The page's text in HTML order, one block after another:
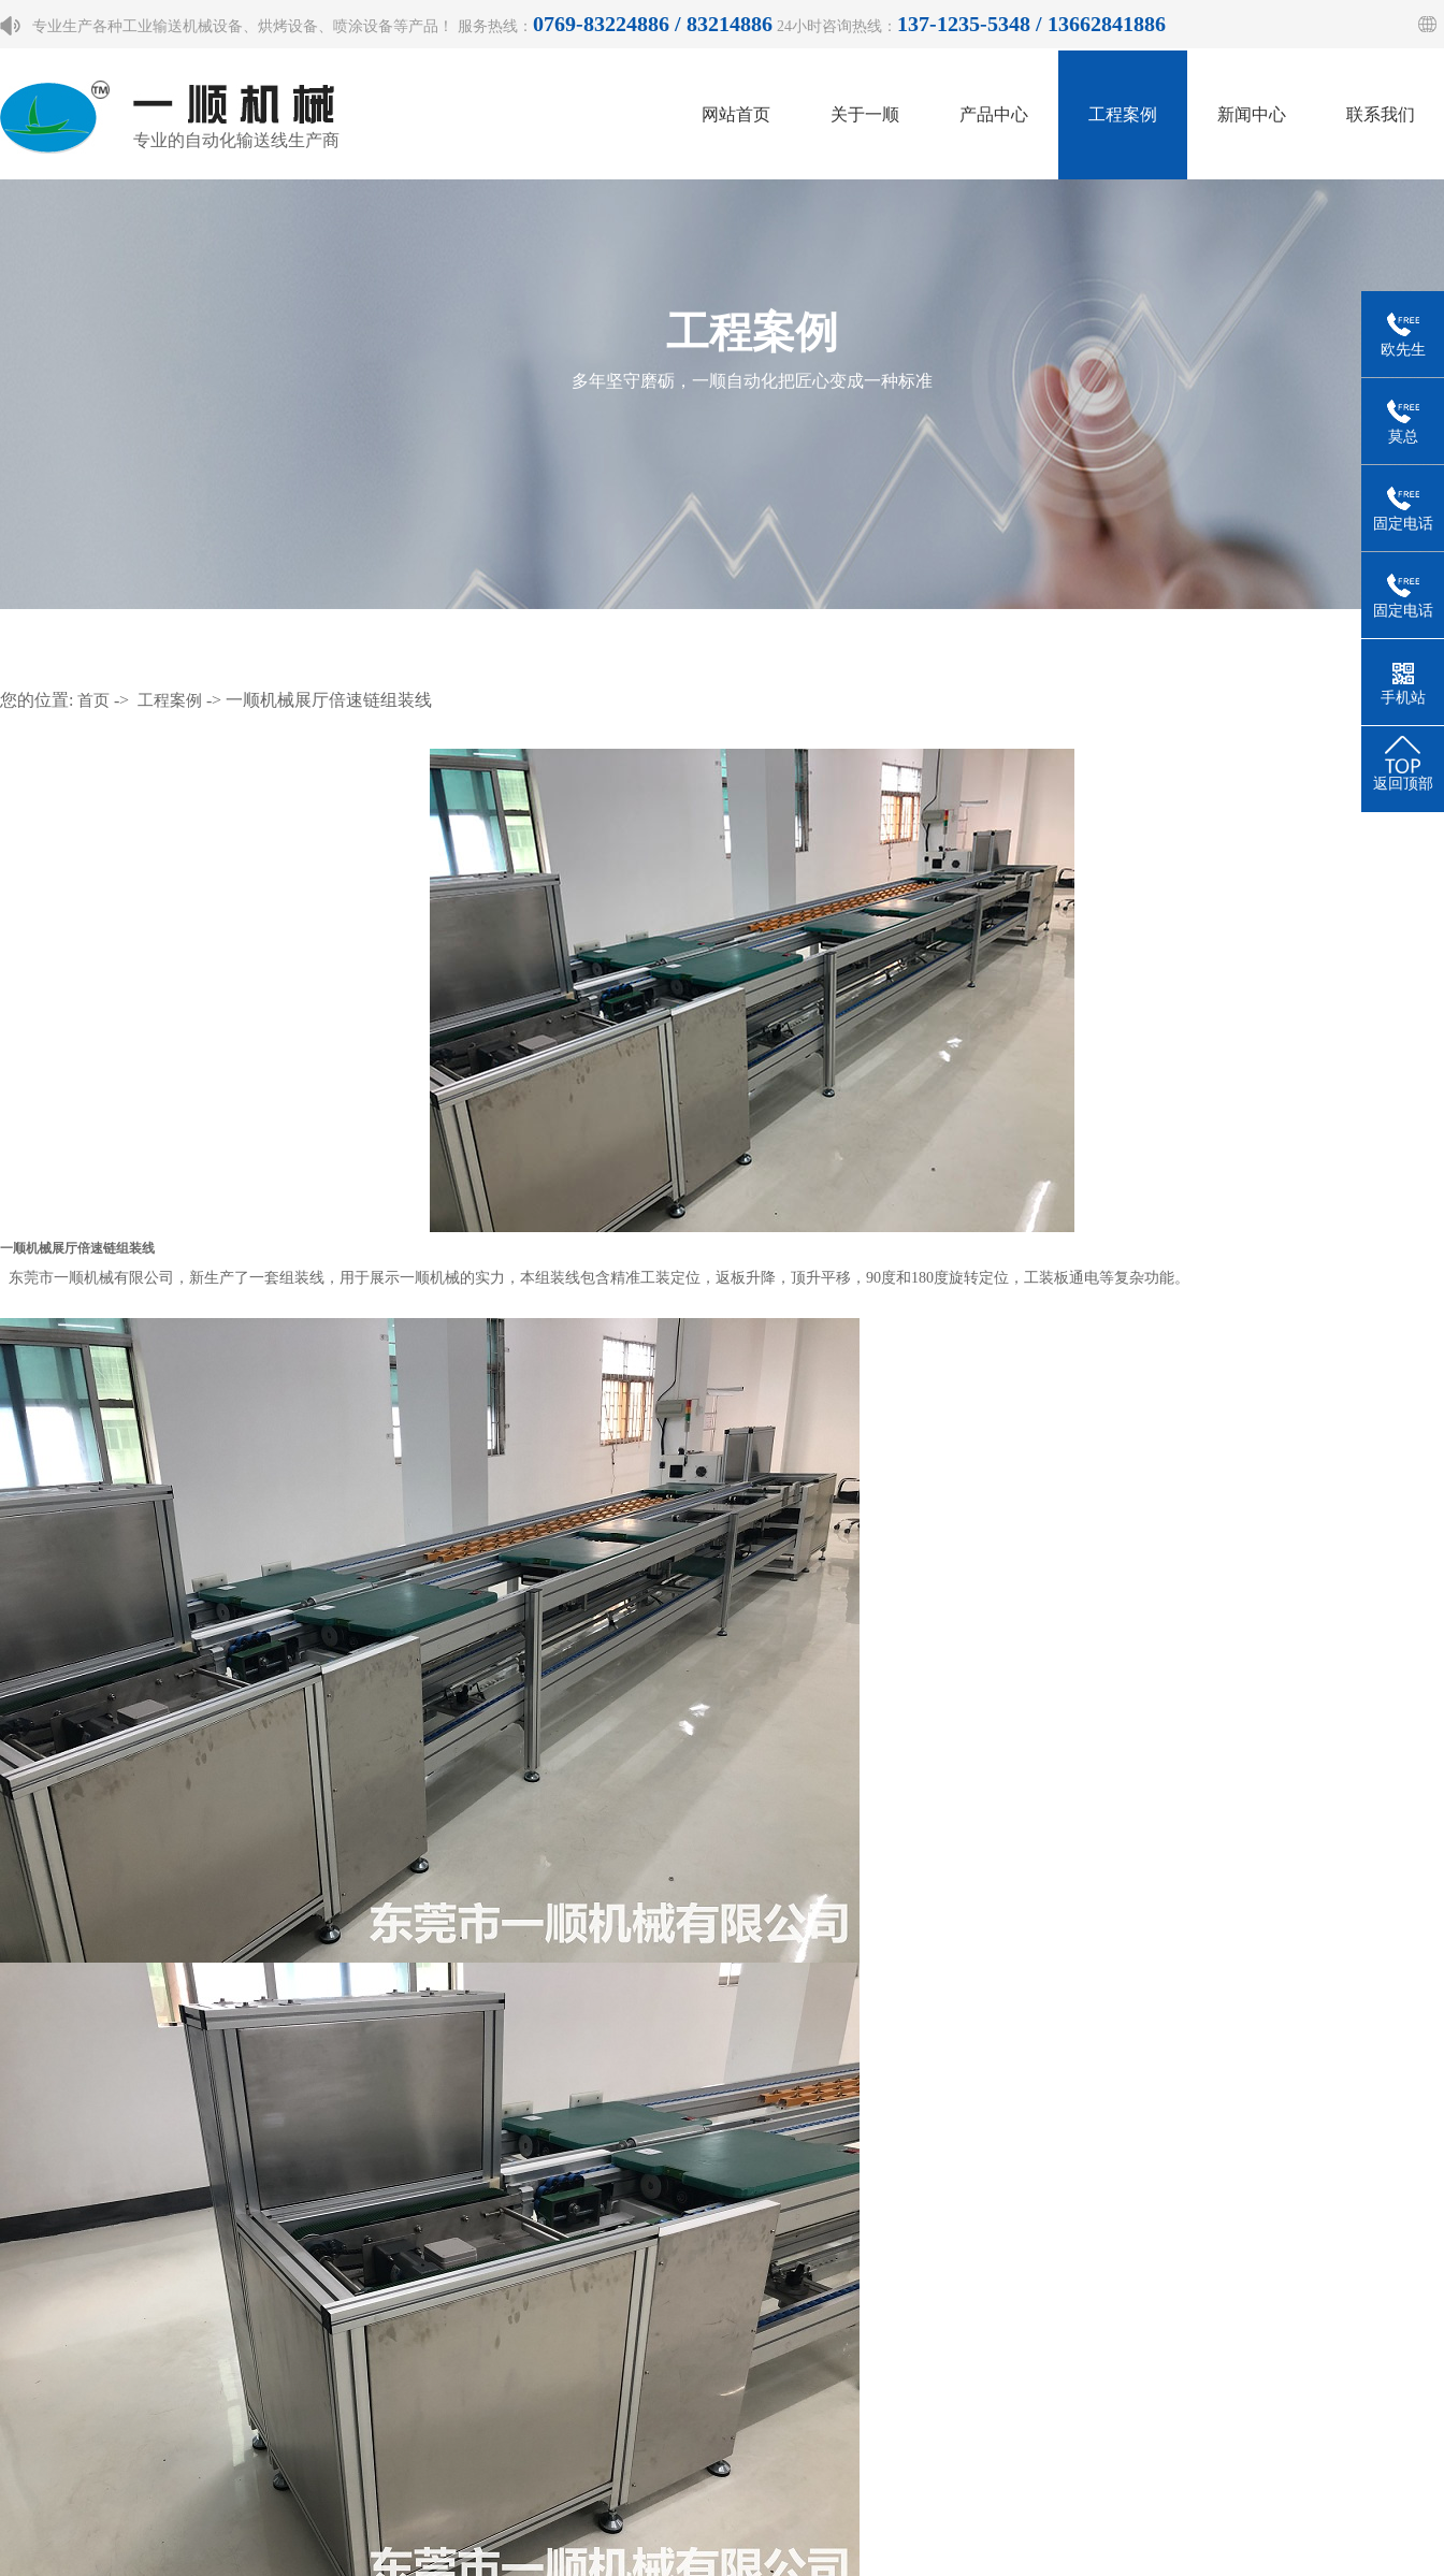
专业生产各种工业输送机械设备、烘烤设备、喷涂设备等产品！ 服务热线： 0769-83224886 / 83214886 24小时咨询热线： 137-1235-5348 / 13662841886
专业的自动化输送线生产商
网站首页 关于一顺 产品中心 工程案例 新闻中心 联系我们
工程案例
多年坚守磨砺，一顺自动化把匠心变成一种标准
您的位置: 首页 -> 工程案例 -> 一顺机械展厅倍速链组装线
一顺机械展厅倍速链组装线
东莞市一顺机械有限公司，新生产了一套组装线，用于展示一顺机械的实力，本组装线包含精准工装定位，返板升降，顶升平移，90度和180度旋转定位，工装板通电等复杂功能。
欧先生
莫总
固定电话
固定电话
手机站
返回顶部